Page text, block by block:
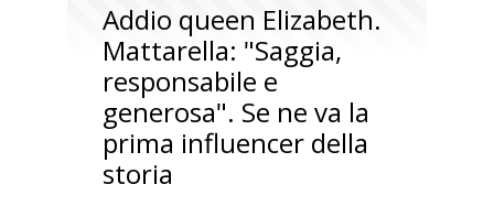
Addio queen Elizabeth.
Mattarella: "Saggia,
responsabile e
generosa". Se ne va la
prima influencer della
storia